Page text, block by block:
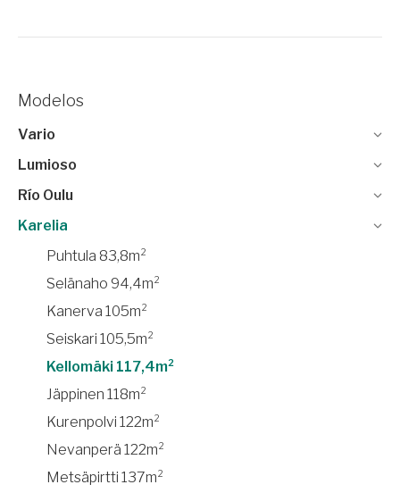
Modelos
Vario
Lumioso
Río Oulu
Karelia
Puhtula 83,8m²
Selänaho 94,4m²
Kanerva 105m²
Seiskari 105,5m²
Kellomäki 117,4m²
Jäppinen 118m²
Kurenpolvi 122m²
Nevanperä 122m²
Metsäpirtti 137m²